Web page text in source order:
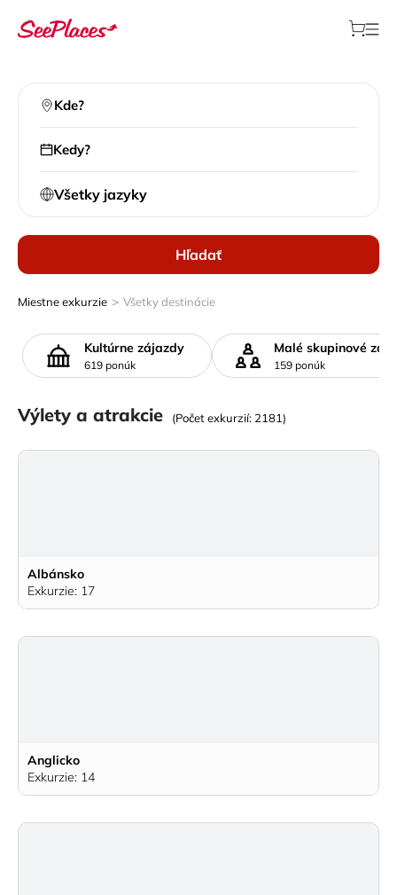
Kde?
Kedy?
Všetky jazyky
Hľadať
Miestne exkurzie > Všetky destinácie
Kultúrne zájazdy
619 ponúk
Malé skupinové
159 ponúk
Výlety a atrakcie (Počet exkurzií: 2181)
Albánsko
Exkurzie: 17
Anglicko
Exkurzie: 14